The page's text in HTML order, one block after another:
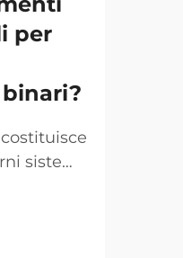
per
sistemi